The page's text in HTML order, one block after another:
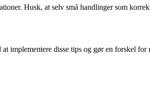
Husk, at selv små handlinger som
implementere disse tips og gør en forskel for